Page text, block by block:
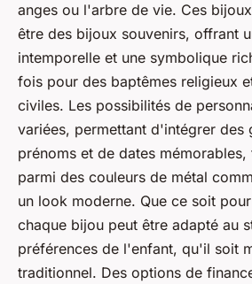
anges ou l'arbre de vie. Ces
être des bijoux souvenirs, offrant
intemporelle et une symbolique
fois pour des baptêmes religieux
civiles. Les possibilités de
variées, permettant d'intégrer des
prénoms et de dates
parmi des couleurs de métal
un look moderne. Que ce soit
chaque bijou peut être adapté au
préférences de l'enfant, qu'il soit
traditionnel. Des options de